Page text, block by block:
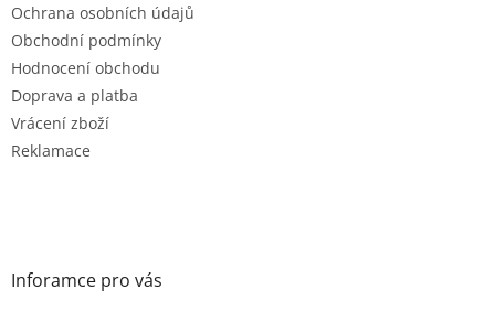
Ochrana osobních údajů
Obchodní podmínky
Hodnocení obchodu
Doprava a platba
Vrácení zboží
Reklamace
Inforamce pro vás